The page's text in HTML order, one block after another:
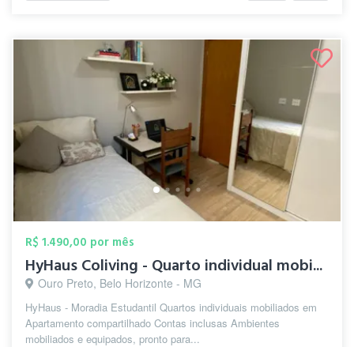
R$ 1.490,00 por mês
HyHaus Coliving - Quarto individual mobi...
Ouro Preto, Belo Horizonte - MG
HyHaus - Moradia Estudantil Quartos individuais mobiliados em
Apartamento compartilhado Contas inclusas Ambientes
mobiliados e equipados, pronto para...